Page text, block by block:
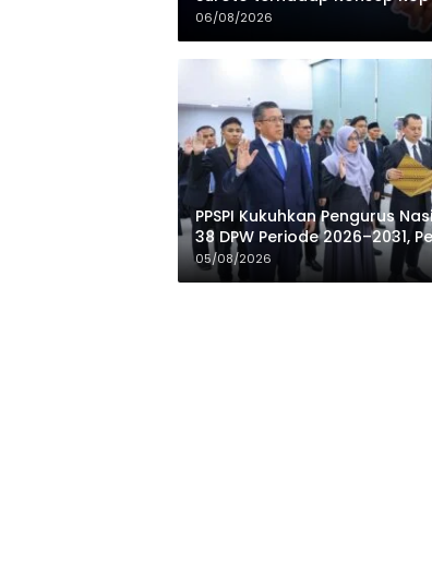
Merah Putih
06/08/2026
PPSPI Kukuhkan Pengurus
38 DPW Periode 2026–2031,
Profesionalisme Sektor Publik
05/08/2026